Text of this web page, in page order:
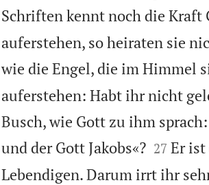
Schriften kennt noch die Kraft
auferstehen, so heiraten sie
wie die Engel, die im Himmel
auferstehen: Habt ihr nicht
Busch, wie Gott zu ihm
und der Gott Jakobs«?
27 Er ist
Lebendigen. Darum irrt ihr